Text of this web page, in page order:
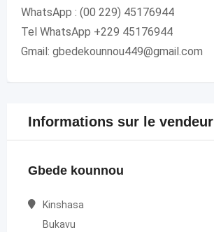
WhatsApp : (00 229) 45176944
Tel WhatsApp +229 45176944
Gmail: gbedekounnou449@gmail.com
Informations sur le vendeur
Gbede kounnou
Kinshasa
Bukavu